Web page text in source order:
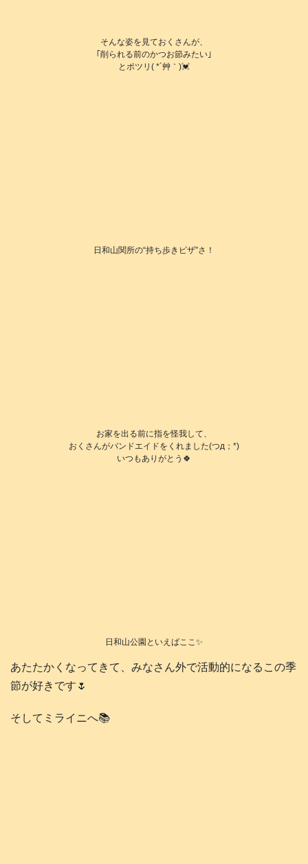
そんな姿を見ておくさんが、
｢削られる前のかつお節みたい｣
とポツリ( *´艸｀)💓
日和山関所の“持ち歩きピザ”さ！
お家を出る前に指を怪我して、
おくさんがバンドエイドをくれました(つд；*)
いつもありがとう🍀
日和山公園といえばここ✨
あたたかくなってきて、みなさん外で活動的になるこの季
節が好きです🌷
そしてミライニへ📚️